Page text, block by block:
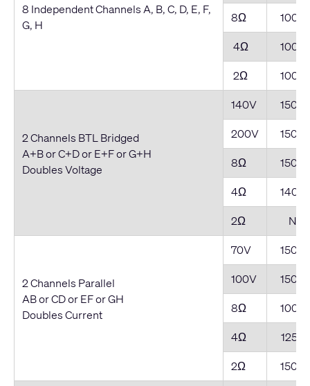
8 Independent Channels A, B, C, D, E, F,
G, H
8Ω
1000
4Ω
1000
2Ω
1000
2 Channels BTL Bridged
A+B or C+D or E+F or G+H
Doubles Voltage
140V
1500
200V
1500
8Ω
1500
4Ω
1400
2Ω
NR*
2 Channels Parallel
AB or CD or EF or GH
Doubles Current
70V
1500
100V
1500
8Ω
1000
4Ω
1250
2Ω
1500